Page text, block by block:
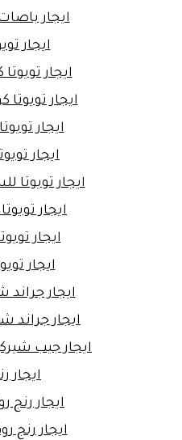
ايجار
ايجار
ايجار تويوتا
ايجار
ايجار
ايجار
ايجار تويوتا
ايجار
ايجار
ايجار
ايجار جراند
ايجار جراند
ايجار جيب
ايجار
ايجار رنج
ايجار رنج